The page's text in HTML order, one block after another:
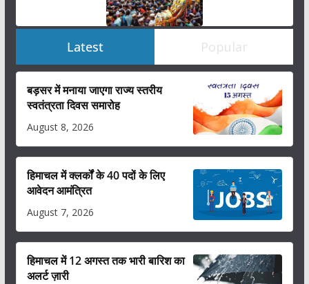
Latest Popular
बड़सर में मनाया जाएगा राज्य स्तरीय
स्वतंत्रता दिवस समारोह
August 8, 2026
हिमाचल में क्लर्कों के 40 पदों के लिए
आवेदन आमंत्रित
August 7, 2026
हिमाचल में 12 अगस्त तक भारी बारिश का
अलर्ट ज़ारी